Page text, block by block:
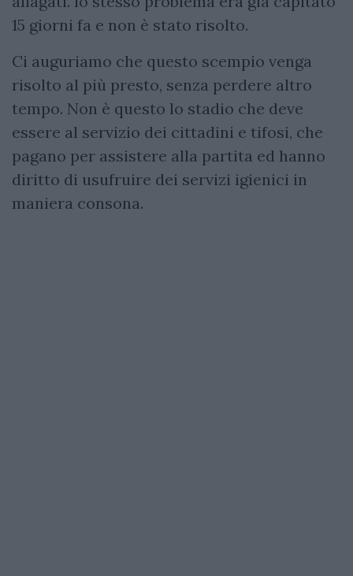
15 giorni fa e non è stato risolto.
Ci auguriamo che questo scempio venga
risolto al più presto, senza perdere altro
tempo. Non è questo lo stadio che deve
essere al servizio dei cittadini e tifosi, che
pagano per assistere alla partita ed hanno
diritto di usufruire dei servizi igienici in
maniera consona.